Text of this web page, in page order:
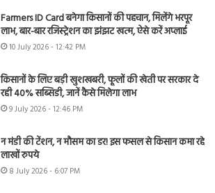
Farmers ID Card बनेगा किसानों की पहचान, मिलेंगे भरपूर
लाभ, बार-बार रजिस्ट्रेशन का झंझट खत्म, ऐसे करें अप्लाई
10 July 2026 - 12:42 PM
किसानों के लिए बड़ी खुशखबरी, फूलों की खेती पर सरकार दे
रही 40% सब्सिडी, जानें कैसे मिलेगा लाभ
9 July 2026 - 12:46 PM
न मंडी की टेंशन, न मौसम का डर! इस फसल से किसान कमा रहे
लाखों रुपये
8 July 2026 - 6:07 PM